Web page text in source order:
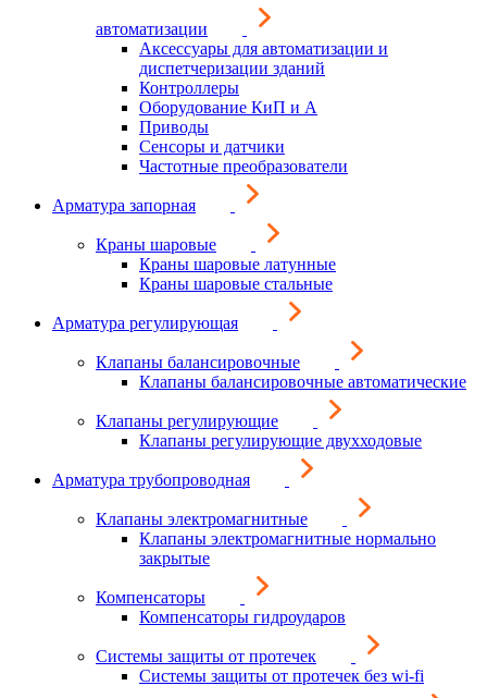
автоматизации
Аксессуары для автоматизации и
диспетчеризации зданий
Контроллеры
Оборудование КиП и А
Приводы
Сенсоры и датчики
Частотные преобразователи
Арматура запорная
Краны шаровые
Краны шаровые латунные
Краны шаровые стальные
Арматура регулирующая
Клапаны балансировочные
Клапаны балансировочные автоматические
Клапаны регулирующие
Клапаны регулирующие двухходовые
Арматура трубопроводная
Клапаны электромагнитные
Клапаны электромагнитные нормально
закрытые
Компенсаторы
Компенсаторы гидроударов
Системы защиты от протечек
Системы защиты от протечек без wi-fi